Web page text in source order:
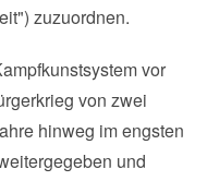
zuzuordnen.
vor
von zwei
hinweg im engsten
und